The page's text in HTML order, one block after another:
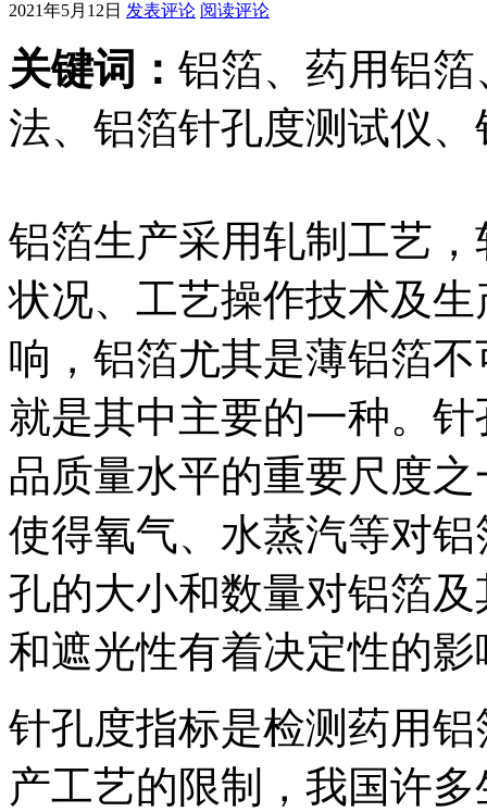
2021年5月12日 发表评论 阅读评论
关键词： 铝箔、药用铝
法、铝箔针孔度测试仪
铝箔生产采用轧制工艺
状况、工艺操作技术及
响，铝箔尤其是薄铝箔
就是其中主要的一种。
品质量水平的重要尺度
使得氧气、水蒸汽等对
孔的大小和数量对铝箔
和遮光性有着决定性的影
针孔度指标是检测药用
产工艺的限制，我国许